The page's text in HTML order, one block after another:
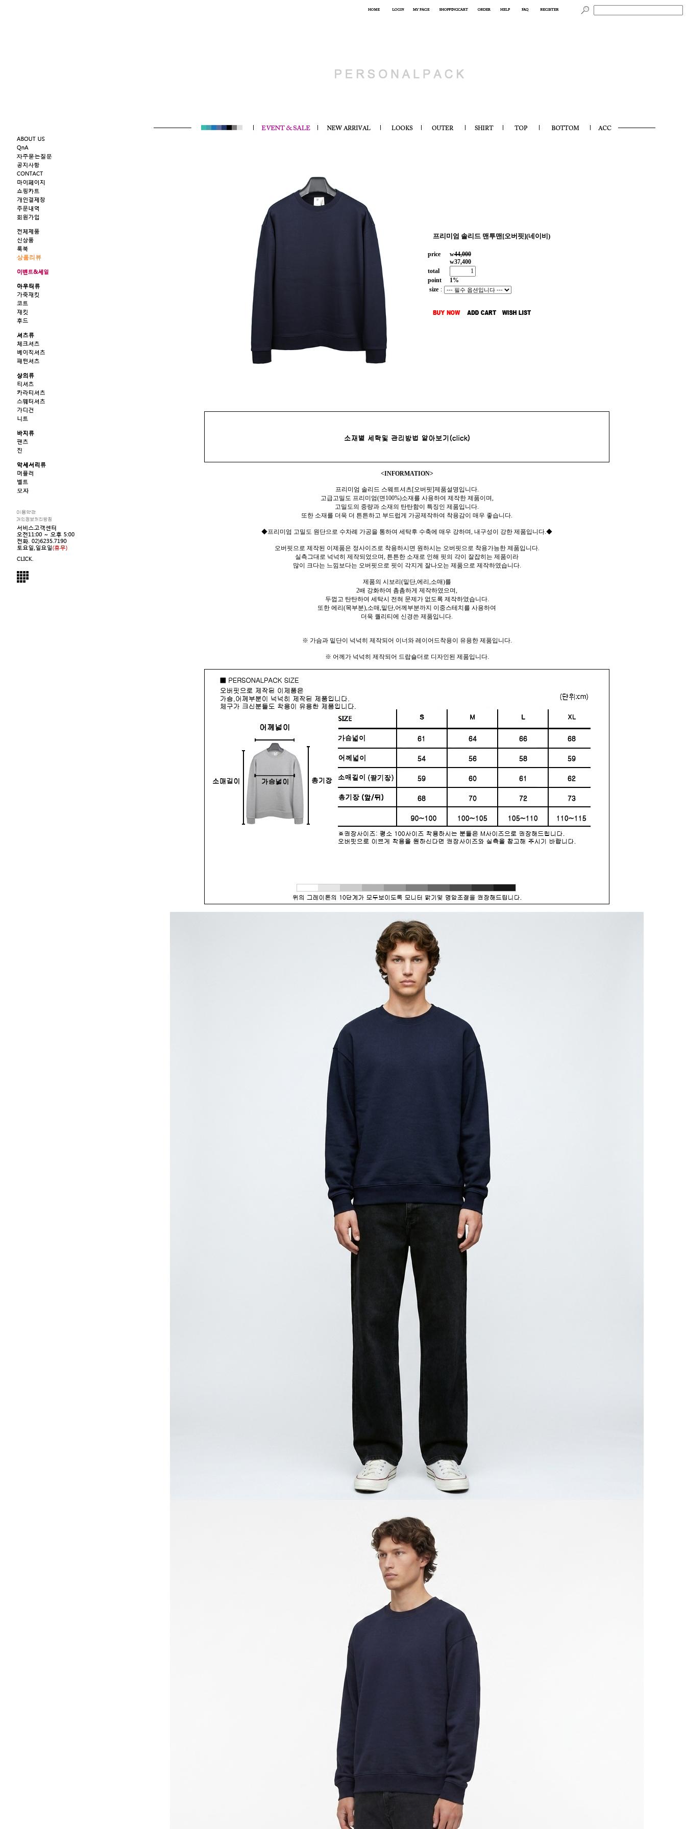
프리미엄 솔리드 맨투맨[오버핏](네이비)
price w44,000
w37,400
total
point
1%
size :
<INFORMATION>
프리미엄 솔리드 스웨트셔츠[오버핏]제품설명입니다.
고급고밀도 프리미엄(면100%)소재를 사용하여 제작한 제품이며,
고밀도의 중량과 소재의 탄탄함이 특징인 제품입니다.
또한 소재를 더욱 더 튼튼하고 부드럽게 가공제작하여 착용감이 매우 좋습니다.
◆프리미엄 고밀도 원단으로 수차례 가공을 통하여 세탁후 수축에 매우 강하며, 내구성이 강한 제품입니다.◆
오버핏으로 제작된 이제품은 정사이즈로 착용하시면 원하시는 오버핏으로 착용가능한 제품입니다.
실측그대로 넉넉히 제작되었으며, 튼튼한 소재로 인해 핏의 각이 잘잡히는 제품이라
많이 크다는 느낌보다는 오버핏으로 핏이 각지게 잘나오는 제품으로 제작하였습니다.
제품의 시보리(밑단,에리,소매)를
2배 강화하여 촘촘하게 제작하였으며,
두껍고 탄탄하여 세탁시 전혀 문제가 없도록 제작하였습니다.
또한 에리(목부분),소매,밑단,어께부분까지 이중스테치를 사용하여
더욱 퀄리티에 신경쓴 제품입니다.
※ 가슴과 밑단이 넉넉히 제작되어 이너와 레이어드착용이 유용한 제품입니다.
※ 어께가 넉넉히 제작되어 드랍숄더로 디자인된 제품입니다.